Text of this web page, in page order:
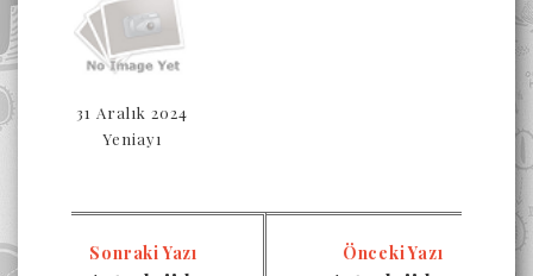
31 Aralık 2024
Yeniayı
Sonraki Yazı Önceki Yazı